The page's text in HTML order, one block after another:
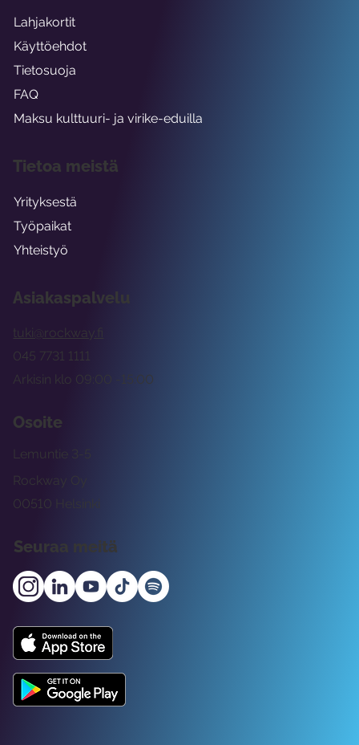
Asiakaspalvelu
tuki@rockway.fi
Arkisin klo 09:00 -15:00
045 7731 1111
Osoite
Rockway Oy
Lemuntie 3-5
00510 Helsinki
Seuraa meitä
Lahjakortit
Käyttöehdot
Tietosuoja
FAQ
Maksu kulttuuri- ja virike-eduilla
Tietoa meistä
Yrityksestä
Työpaikat
Yhteistyö